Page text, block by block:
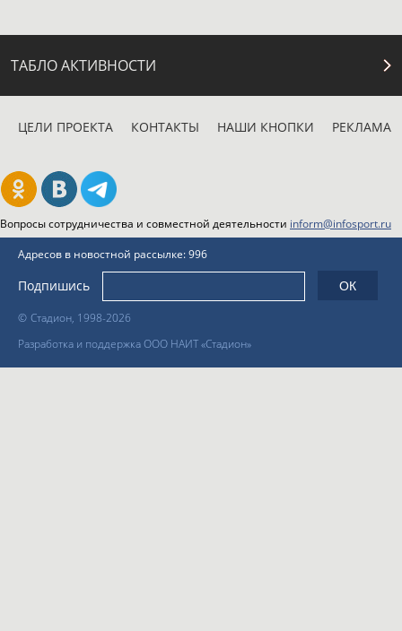
ТАБЛО АКТИВНОСТИ
ЦЕЛИ ПРОЕКТА КОНТАКТЫ НАШИ КНОПКИ РЕКЛАМА
Вопросы сотрудничества и совместной деятельности inform@infosport.ru
© Стадион, 1998-2026
Разработка и поддержка ООО НАИТ «Стадион»
Адресов в новостной рассылке: 996
Подпишись